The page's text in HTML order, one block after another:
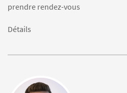
prendre rendez-vous
Détails